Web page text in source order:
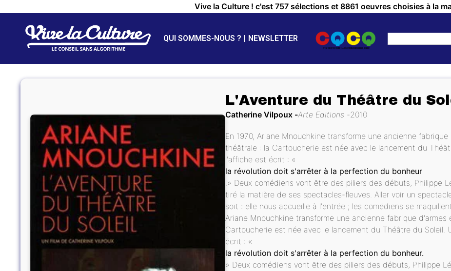
Vive la Culture ! c'est 757 sélections et 8861 oeuvres choisies à la
QUI SOMMES-NOUS ? NEWSLETTER
L'Aventure du Théâtre du
Catherine Vilpoux Arte Editions 2010
En 1970, Ariane Mnouchkine transforme une ancienne
théâtrale : la Cartoucherie est née avec le lancement du
l'affiche est écrit : «
la révolution doit s'arrêter à la perfection du bonheur
.» Deux comédiens vont être des piliers des débuts, Philippe
tiré la matière de ses spectacles-fleuves. Aller voir un
soit : elle nous accueille à l'entrée ; les comédiens se
Ariane Mnouchkine transforme une ancienne fabrique
Cartoucherie est née avec le lancement du Théâtre du
écrit : «
la révolution doit s'arrêter à la perfection du bonheur.
» Deux comédiens vont être des piliers des débuts, Philippe